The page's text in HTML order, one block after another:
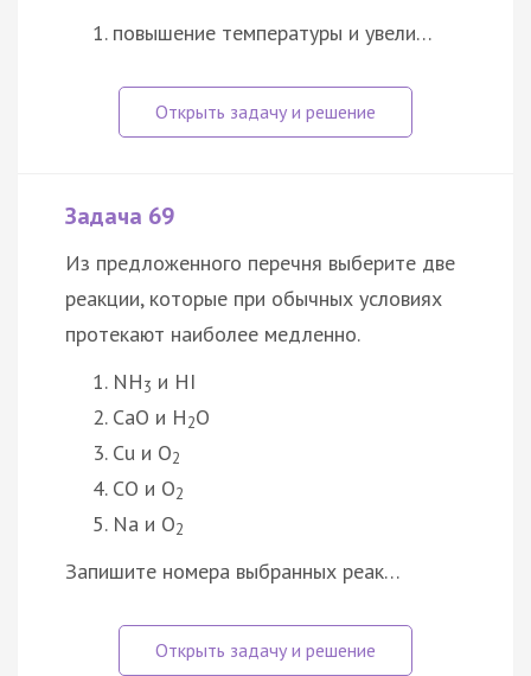
повышение температуры и увели…
Задача 69
Из предложенного перечня выберите две
реакции, которые при обычных условиях
протекают наиболее медленно.
NH3 и HI
CaO и H2O
Cu и O2
CO и O2
Na и O2
Запишите номера выбранных реак…